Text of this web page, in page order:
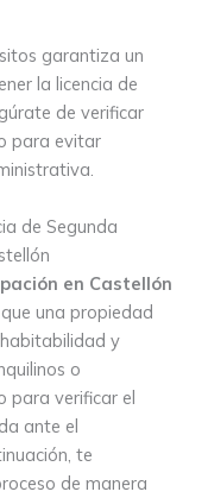
garantiza un
la licencia de
de verificar
para evitar
de Segunda
en Castellón
una propiedad
y
o
para verificar el
ante el
te
de manera